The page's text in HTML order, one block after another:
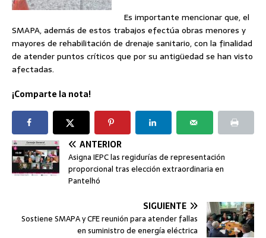
Es importante mencionar que, el
SMAPA, además de estos trabajos efectúa obras menores y
mayores de rehabilitación de drenaje sanitario, con la finalidad
de atender puntos críticos que por su antigüedad se han visto
afectadas.
¡Comparte la nota!
ANTERIOR
Asigna IEPC las regidurías de representación
proporcional tras elección extraordinaria en
Pantelhó
SIGUIENTE
Sostiene SMAPA y CFE reunión para atender fallas
en suministro de energía eléctrica